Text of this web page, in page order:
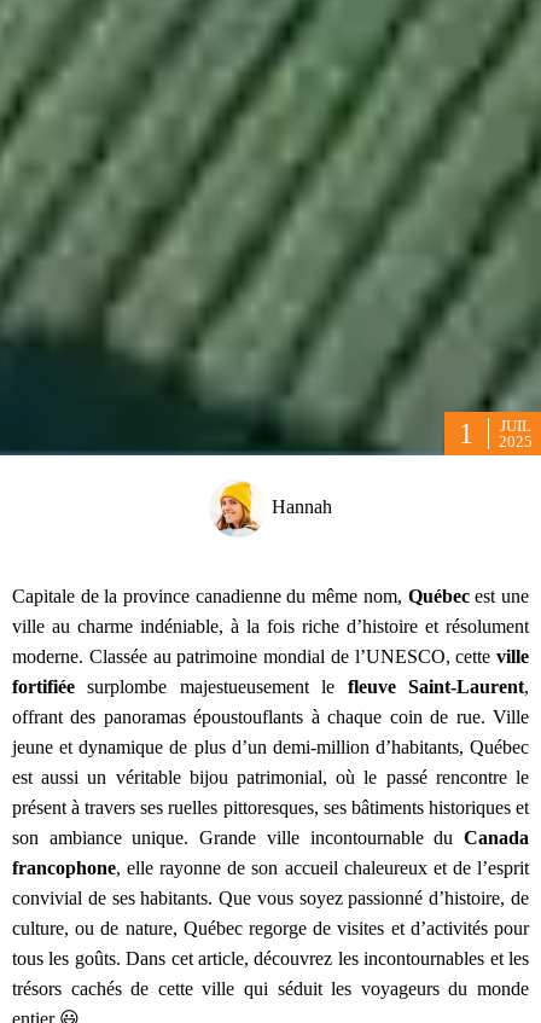
1
JUIL
2025
Hannah
Capitale de la province canadienne du même nom, Québecest une
ville au charme indéniable, à la fois riche d’histoire et résolument
moderne. Classée au patrimoine mondial de l’UNESCO, cette ville
fortifiée surplombe majestueusement le fleuve Saint-Laurent,
offrant des panoramas époustouflants à chaque coin de rue. Ville
jeune et dynamique de plus d’un demi-million d’habitants, Québec
est aussi un véritable bijou patrimonial, où le passé rencontre le
présent à travers ses ruelles pittoresques, ses bâtiments historiques et
son ambiance unique. Grande ville incontournable du Canada
francophone, elle rayonne de son accueil chaleureux et de l’esprit
convivial de ses habitants. Que vous soyez passionné d’histoire, de
culture, ou de nature, Québec regorge de visites et d’activités pour
tous les goûts. Dans cet article, découvrez les incontournables et les
trésors cachés de cette ville qui séduit les voyageurs du monde